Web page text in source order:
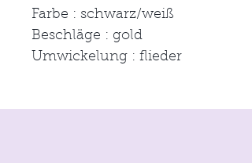
Farbe : schwarz/weiß
Beschläge : gold
Umwickelung : flieder